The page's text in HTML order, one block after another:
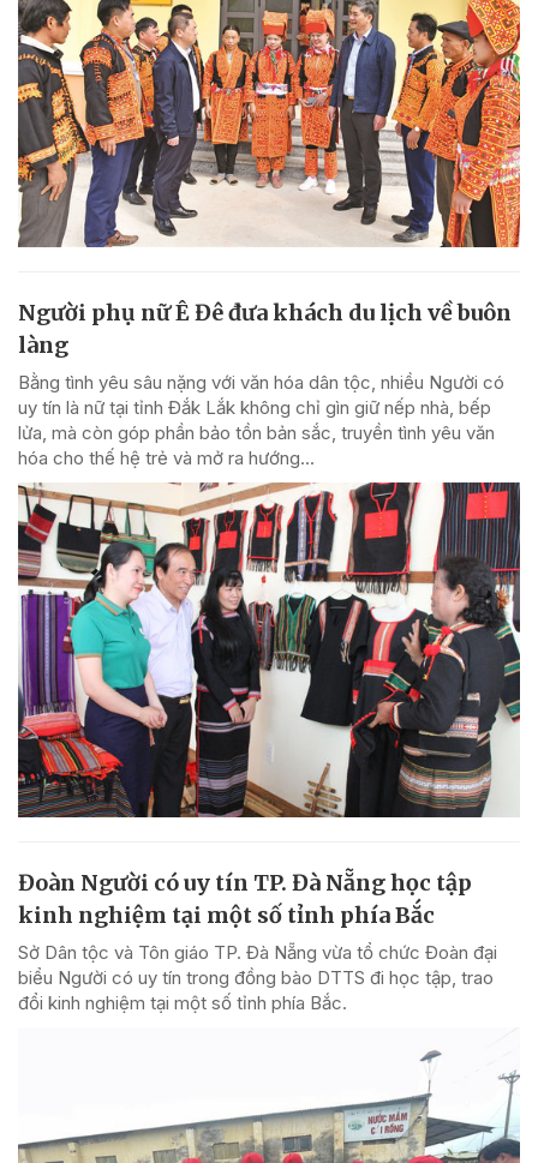
Người phụ nữ Ê Đê đưa khách du lịch về buôn
làng
Bằng tình yêu sâu nặng với văn hóa dân tộc, nhiều Người có
uy tín là nữ tại tỉnh Đắk Lắk không chỉ gìn giữ nếp nhà, bếp
lửa, mà còn góp phần bảo tồn bản sắc, truyền tình yêu văn
hóa cho thế hệ trẻ và mở ra hướng...
Đoàn Người có uy tín TP. Đà Nẵng học tập
kinh nghiệm tại một số tỉnh phía Bắc
Sở Dân tộc và Tôn giáo TP. Đà Nẵng vừa tổ chức Đoàn đại
biểu Người có uy tín trong đồng bào DTTS đi học tập, trao
đổi kinh nghiệm tại một số tỉnh phía Bắc.